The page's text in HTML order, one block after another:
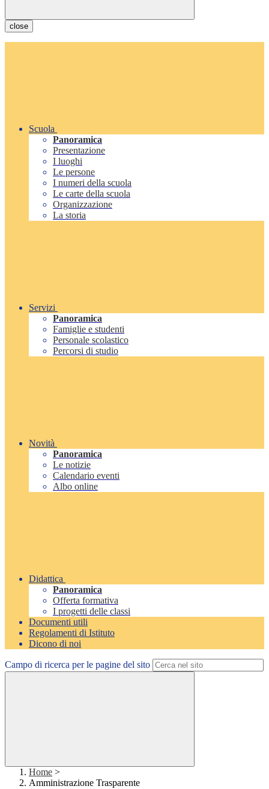
close
Scuola
Panoramica
Presentazione
I luoghi
Le persone
I numeri della scuola
Le carte della scuola
Organizzazione
La storia
Servizi
Panoramica
Famiglie e studenti
Personale scolastico
Percorsi di studio
Novità
Panoramica
Le notizie
Calendario eventi
Albo online
Didattica
Panoramica
Offerta formativa
I progetti delle classi
Documenti utili
Regolamenti di Istituto
Dicono di noi
Campo di ricerca per le pagine del sito
Home >
Amministrazione Trasparente